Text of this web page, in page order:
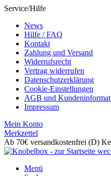
Service/Hilfe
News
Hilfe / FAQ
Kontakt
Zahlung und Versand
Widerrufsrecht
Vertrag widerrufen
Datenschutzerklärung
Cookie-Einstellungen
AGB und
Impressum
Mein Konto
Merkzettel
Ab 70€ versandkostenfrei (D)
Menü